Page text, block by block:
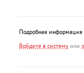
Подробная информация
Войдите в систему или